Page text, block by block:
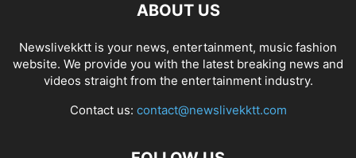
ABOUT US
Newslivekktt is your news, entertainment, music fashion
website. We provide you with the latest breaking news and
videos straight from the entertainment industry.
Contact us: contact@newslivekktt.com